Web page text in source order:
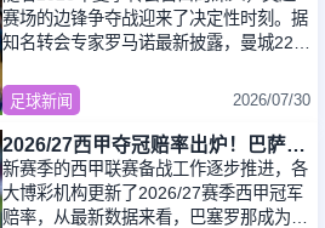
赛场的边锋争夺战迎来了决定性时刻。据
知名转会专家罗马诺最新披露，曼城22岁
的巴西边锋萨维尼奥已正式向俱乐部及主
帅马
足球新闻 2026/07/30
2026/27西甲夺冠赔率出炉！巴萨领跑榜单，皇马、马竞紧随其后
新赛季的西甲联赛备战工作逐步推进，各
大博彩机构更新了2026/27赛季西甲冠军
赔率，从最新数据来看，巴塞罗那成为夺